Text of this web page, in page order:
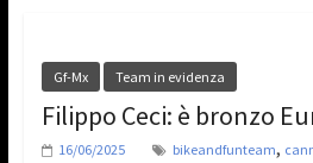
Gf-Mx Team in evidenza
Filippo Ceci: è bronzo
16/06/2025 bikeandfunteam,